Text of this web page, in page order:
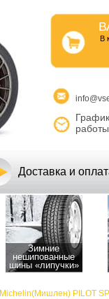
B
График
работы
Доставка и
Зимние
нешипованные
шины «липучки»
Michelin(Мишлен) PILOT